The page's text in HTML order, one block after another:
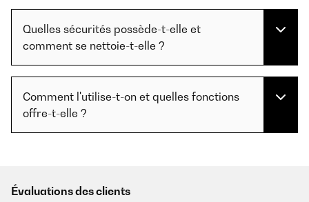
Quelles sécurités possède-t-elle et
comment se nettoie-t-elle ?
Comment l'utilise-t-on et quelles fonctions
offre-t-elle ?
Évaluations des clients